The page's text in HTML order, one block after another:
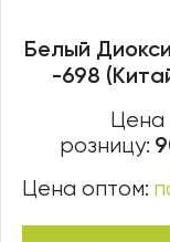
Белый
-698
Цена
розницу:
Цена оптом: